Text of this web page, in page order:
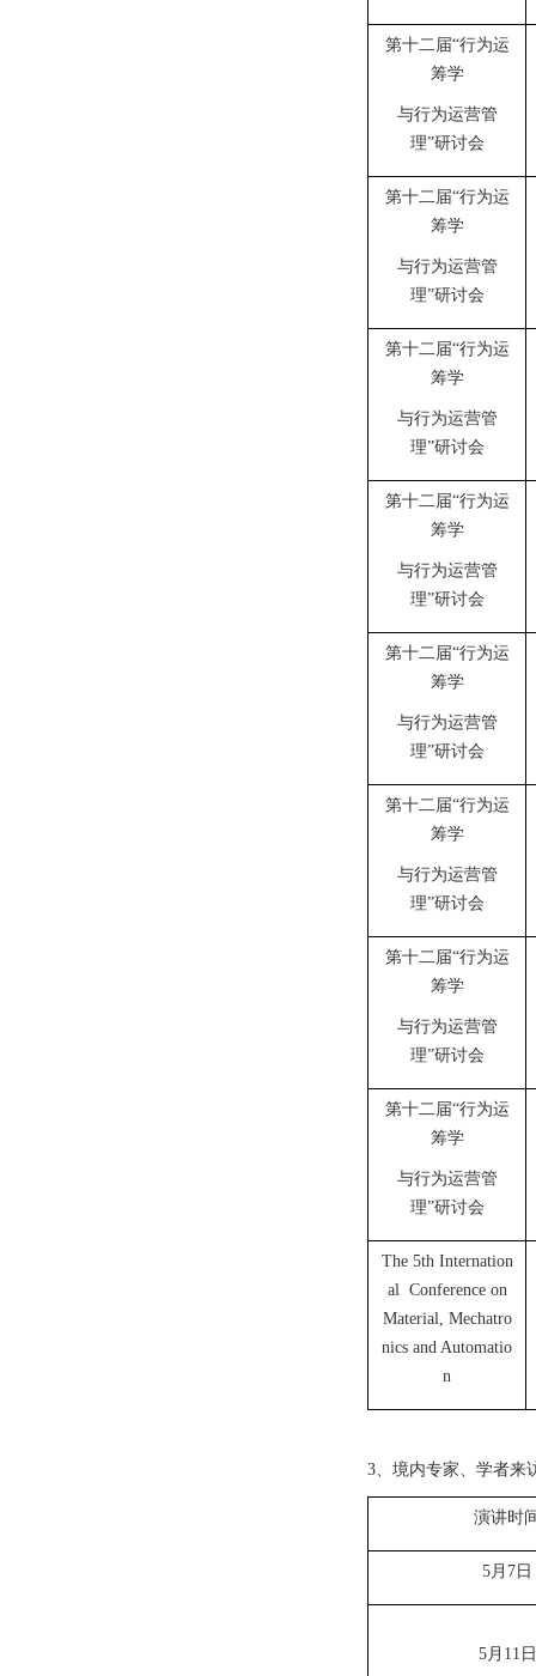
第十二届“行为运
筹学
与行为运营管
理”研讨会
第十二届“行为运
筹学
与行为运营管
理”研讨会
第十二届“行为运
筹学
与行为运营管
理”研讨会
第十二届“行为运
筹学
与行为运营管
理”研讨会
第十二届“行为运
筹学
与行为运营管
理”研讨会
第十二届“行为运
筹学
与行为运营管
理”研讨会
第十二届“行为运
筹学
与行为运营管
理”研讨会
第十二届“行为运
筹学
与行为运营管
理”研讨会
The 5th Internation
al Conference on
Material, Mechatro
nics and Automatio
n
3、境内专家、学者来
演讲时
5月7日
5月11日